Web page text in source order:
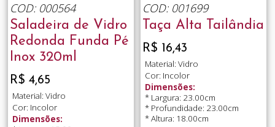
COD: 000564
Saladeira de Vidro
Redonda Funda Pé
Inox 320ml
R$ 4,65
Material: Vidro
Cor: Incolor
Dimensões:
COD: 001699
Taça Alta Tailândia
R$ 16,43
Material: Vidro
Cor: Incolor
Dimensões:
* Largura: 23.00cm
* Profundidade: 23.00cm
* Altura: 18.00cm